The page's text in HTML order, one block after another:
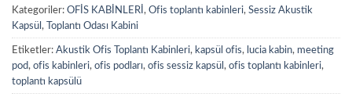
Kategoriler: OFİS KABİNLERİ , Ofis toplantı kabinleri, Sessiz Akustik
Kapsül , Toplantı Odası Kabini
Etiketler: Akustik Ofis Toplantı Kabinleri, kapsül ofis, lucia kabin, meeting
pod, ofis kabinleri, ofis podları, ofis sessiz kapsül , ofis toplantı kabinleri,
toplantı kapsülü